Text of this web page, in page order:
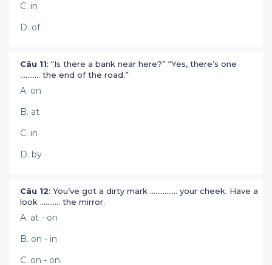
C. in
D. of
Câu 11: “Is there a bank near here?” “Yes, there’s one
........... the end of the road.”
A. on
B. at
C. in
D. by
Câu 12: You’ve got a dirty mark ............... your cheek. Have a
look ........... the mirror.
A. at - on
B. on - in
C. on - on